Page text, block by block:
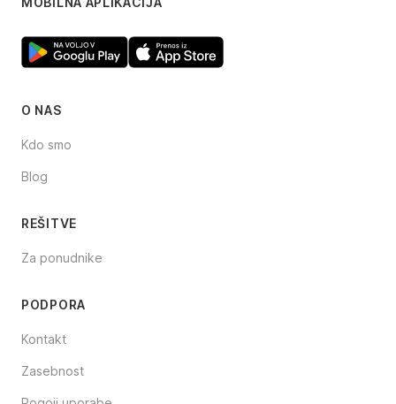
O NAS
Kdo smo
Blog
REŠITVE
Za ponudnike
PODPORA
Kontakt
Zasebnost